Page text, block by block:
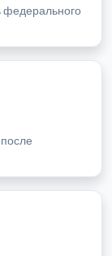
федерального